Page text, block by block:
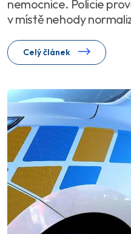
nemocnice. Policie
v místě nehody
Celý článek